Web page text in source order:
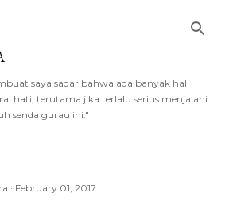
saya sadar bahwa ada banyak hal
hati, terutama jika terlalu serius menjalani
senda gurau ini."
February 01, 2017